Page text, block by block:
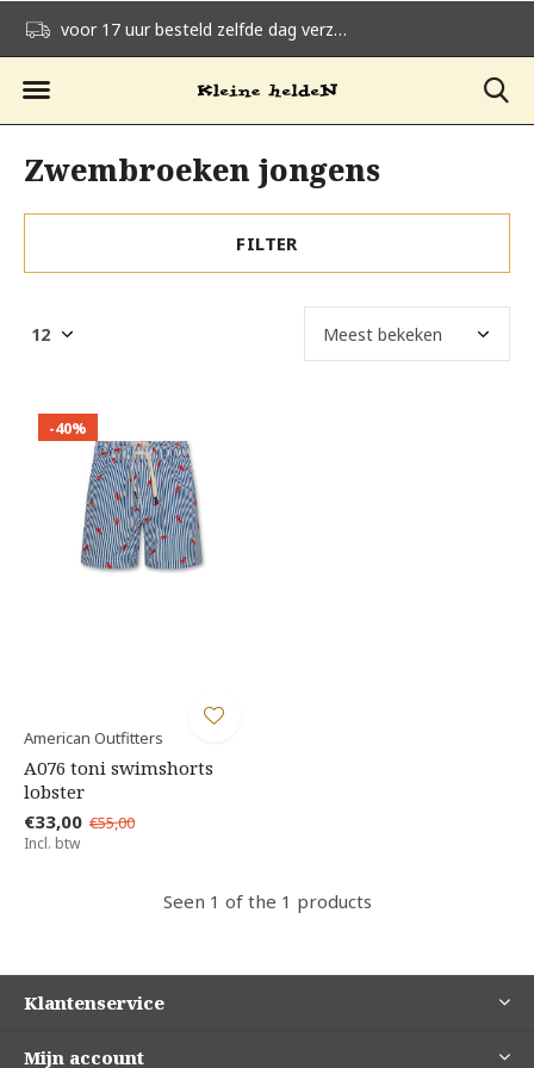
voor 17 uur besteld zelfde dag verzonden
Zwembroeken jongens
FILTER
-40%
American Outfitters
A076 toni swimshorts
lobster
€33,00 €55,00
Incl. btw
Seen 1 of the 1 products
Klantenservice
Mijn account